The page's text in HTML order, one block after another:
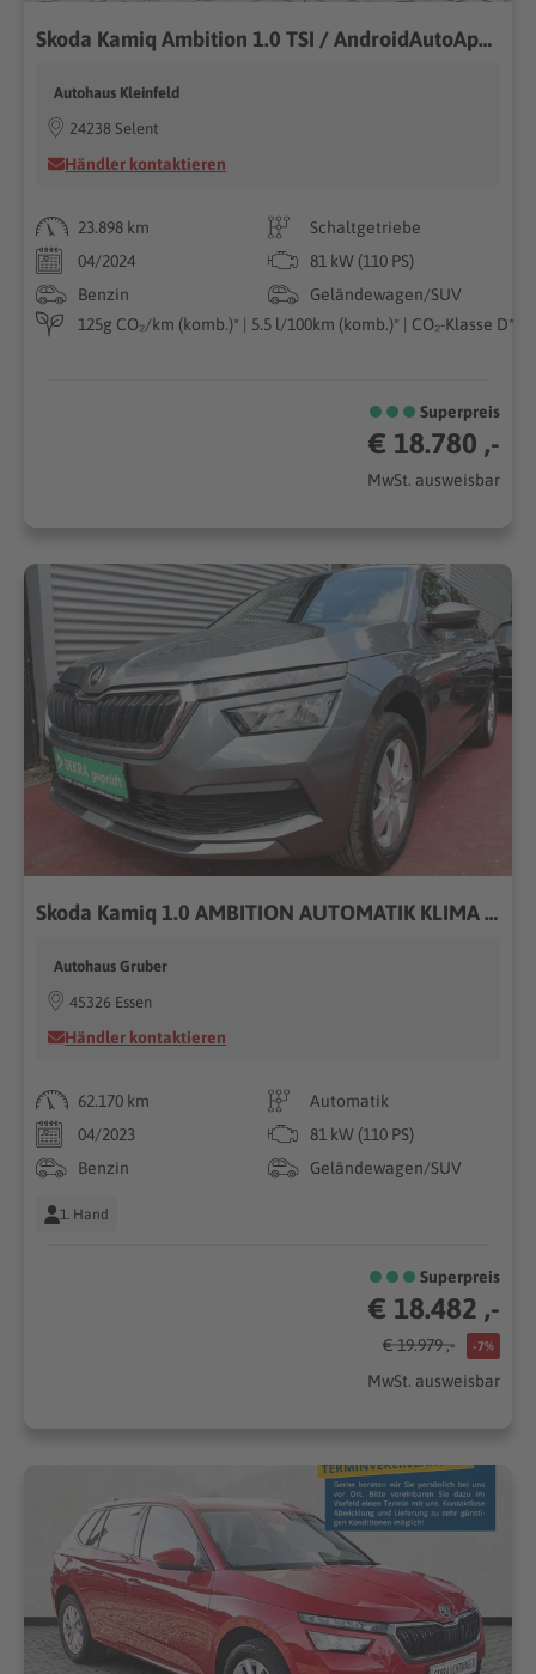
Skoda Kamiq Ambition 1.0 TSI / AndroidAutoAppleCarPlay 81kW (110PS), Schaltgetriebe, Frontantrieb
Autohaus Kleinfeld
24238 Selent
Händler kontaktieren
23.898 km
Schaltgetriebe
04/2024
81 kW (110 PS)
Benzin
Geländewagen/SUV
125g CO₂/km (komb.)* | 5.5 l/100km (komb.)* | CO₂-Klasse D*
Superpreis
€ 18.780 ,-
MwSt. ausweisbar
Skoda Kamiq 1.0 AMBITION AUTOMATIK KLIMA PDC LED
Autohaus Gruber
45326 Essen
Händler kontaktieren
62.170 km
Automatik
04/2023
81 kW (110 PS)
Benzin
Geländewagen/SUV
1. Hand
Superpreis
€ 18.482 ,-
€ 19.979 ,- -7%
MwSt. ausweisbar